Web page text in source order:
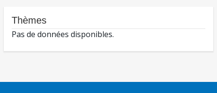
Thèmes
Pas de données disponibles.